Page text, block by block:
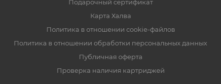
Подарочный сертификат
Карта Халва
Политика в отношении cookie-файлов
Политика в отношении обработки персональных данных
Публичная оферта
Проверка наличия картриджей